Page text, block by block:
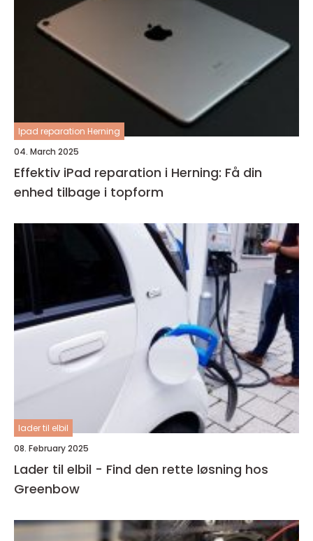
Ipad reparation Herning
04. March 2025
Effektiv iPad reparation i Herning: Få din
enhed tilbage i topform
lader til elbil
08. February 2025
Lader til elbil - Find den rette løsning hos
Greenbow